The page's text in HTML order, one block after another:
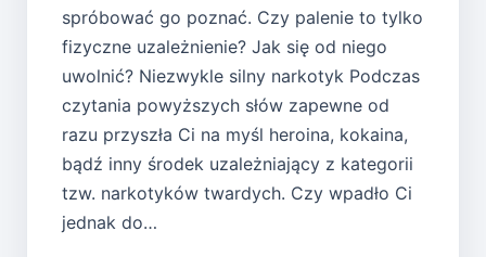
spróbować go poznać. Czy palenie to tylko
fizyczne uzależnienie? Jak się od niego
uwolnić? Niezwykle silny narkotyk Podczas
czytania powyższych słów zapewne od
razu przyszła Ci na myśl heroina, kokaina,
bądź inny środek uzależniający z kategorii
tzw. narkotyków twardych. Czy wpadło Ci
jednak do…